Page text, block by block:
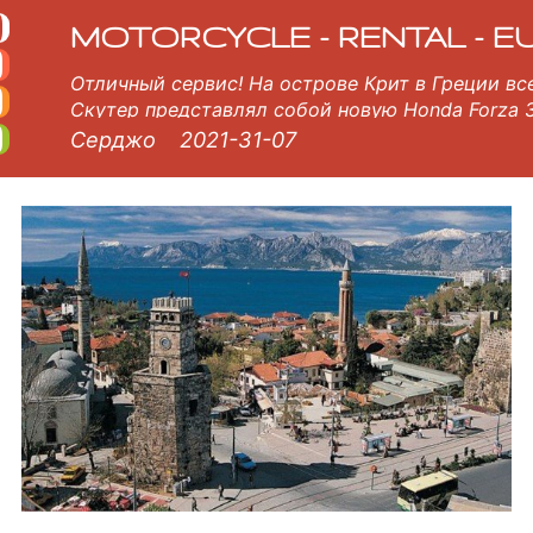
MOTORCYCLE - RENTAL -
Отличный сервис! На острове Крит в Греции
Скутер представлял собой новую Honda Forza
Серджо 2021-31-07